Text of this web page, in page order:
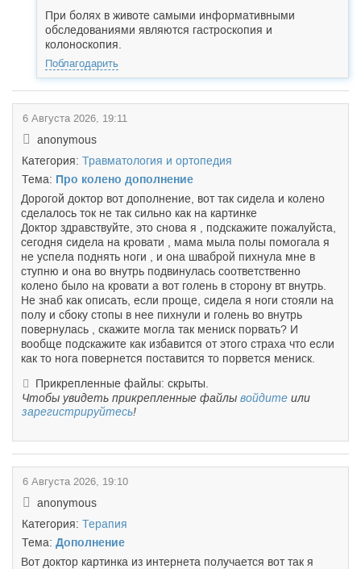
При болях в животе самыми информативными
обследованиями являются гастроскопия и
колоноскопия.
Поблагодарить
6 Августа 2026, 19:11
anonymous
Категория: Травматология и ортопедия
Тема: Про колено дополнение
Дорогой доктор вот дополнение, вот так сидела и колено
сделалось ток не так сильно как на картинке
Доктор здравствуйте, это снова я , подскажите пожалуйста,
сегодня сидела на кровати , мама мыла полы помогала я
не успела поднять ноги , и она шваброй пихнула мне в
ступню и она во внутрь подвинулась соответственно
колено было на кровати а вот голень в сторону вт внутрь.
Не знаб как описать, если проще, сидела я ноги стояли на
полу и сбоку стопы в нее пихнули и голень во внутрь
повернулась , скажите могла так мениск порвать? И
вообще подскажите как избавится от этого страха что если
как то нога повернется поставится то порвется мениск.
Прикрепленные файлы: скрыты.
Чтобы увидеть прикрепленные файлы войдите или
зарегистрируйтесь!
6 Августа 2026, 19:10
anonymous
Категория: Терапия
Тема: Дополнение
Вот доктор картинка из интернета получается вот так я